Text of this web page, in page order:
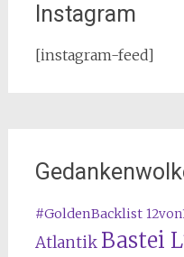
Instagram
[instagram-feed]
#GoldenBacklist
Atlantik Bastei